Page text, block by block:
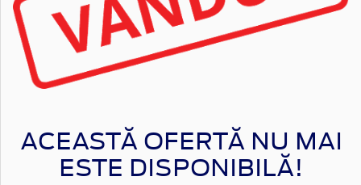
ACEASTĂ OFERTĂ NU MAI
ESTE DISPONIBILĂ!